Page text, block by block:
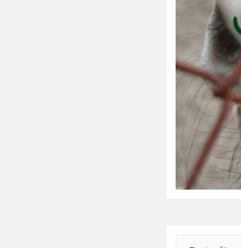
Pretraži: